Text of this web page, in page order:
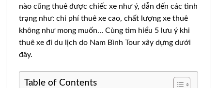
nào cũng thuê được chiếc xe như ý, dẫn đến các tình
trạng như: chi phí thuê xe cao, chất lượng xe thuê
không như mong muốn… Cùng tìm hiểu 5 lưu ý khi
thuê xe đi du lịch do Nam Bình Tour xây dựng dưới
đây.
Table of Contents